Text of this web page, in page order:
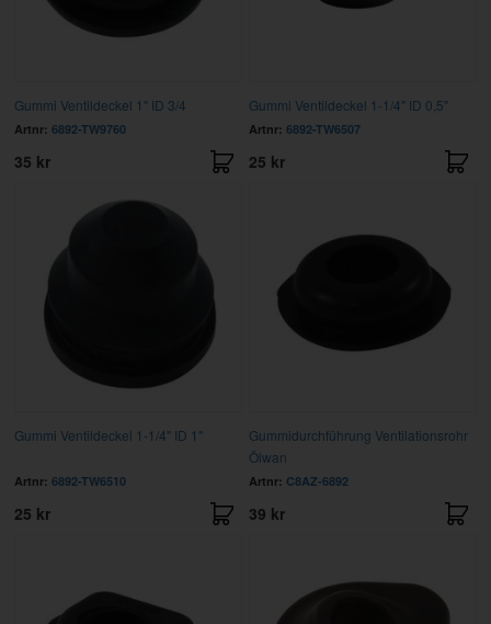
Gummi Ventildeckel 1" ID 3/4
Artnr: 6892-TW9760
35 kr
Gummi Ventildeckel 1-1/4" ID 0,5"
Artnr: 6892-TW6507
25 kr
Gummi Ventildeckel 1-1/4" ID 1"
Artnr: 6892-TW6510
25 kr
Gummidurchführung Ventilationsrohr
Ölwan
Artnr: C8AZ-6892
39 kr